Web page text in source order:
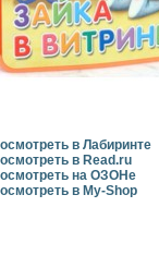
в Лабиринте
в Read.ru
на ОЗОНе
в My-Shop